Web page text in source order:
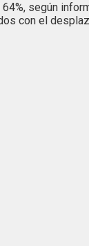
según
con el